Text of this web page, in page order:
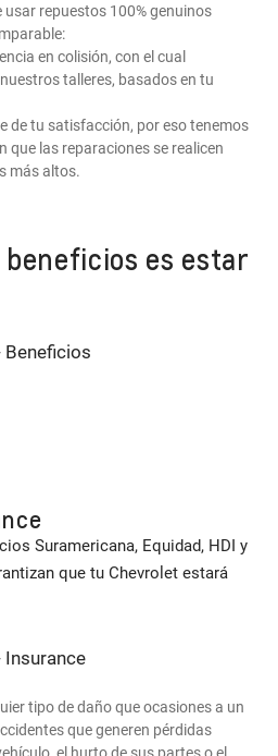
repuestos 100% genuinos
en colisión, con el cual
talleres, basados en tu
de tu satisfacción, por eso tenemos
que las reparaciones se realicen
más altos.
es estar
Suramericana, Equidad, HDI y
que tu Chevrolet estará
tipo de daño que ocasiones a un
que generen pérdidas
el hurto de sus partes o el